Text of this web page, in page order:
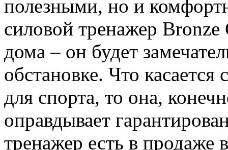
полезными, но и
силовой тренажер
дома – он будет
обстановке. Что
для спорта, то она,
оправдывает
тренажер есть в продаже